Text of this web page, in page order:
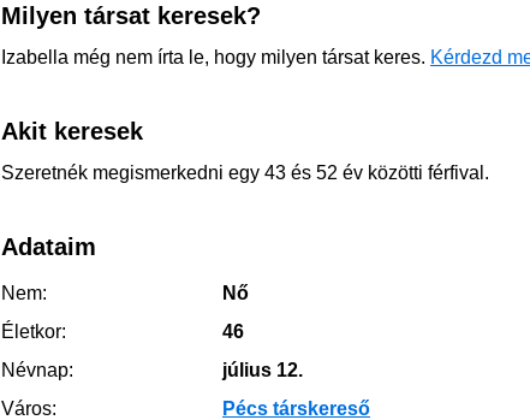
Milyen társat keresek?
Izabella még nem írta le, hogy milyen társat keres. Kérdezd
Akit keresek
Szeretnék megismerkedni egy 43 és 52 év közötti férfival.
Adataim
Nem:
Nő
Életkor:
46
Névnap:
július 12.
Város:
Pécs társkereső